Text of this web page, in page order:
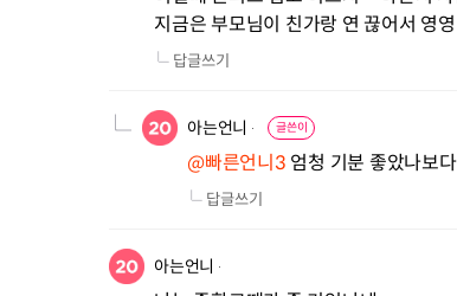
지금은 부모님이 친가랑 연 끊어서 영
답글쓰기
아는언니 글쓴이
@빠른언니3 엄청 기분 좋았나보
답글쓰기
아는언니